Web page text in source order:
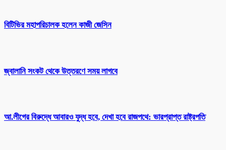
বিটিভির মহাপরিচালক হলেন কাজী জেসিন
জ্বালানি সংকট থেকে উত্তরণে সময় লাগবে
আ.লীগের বিরুদ্ধে আবারও যুদ্ধ হবে, দেখা হবে রাজপথে: ভারপ্রাপ্ত রাষ্ট্রপতি